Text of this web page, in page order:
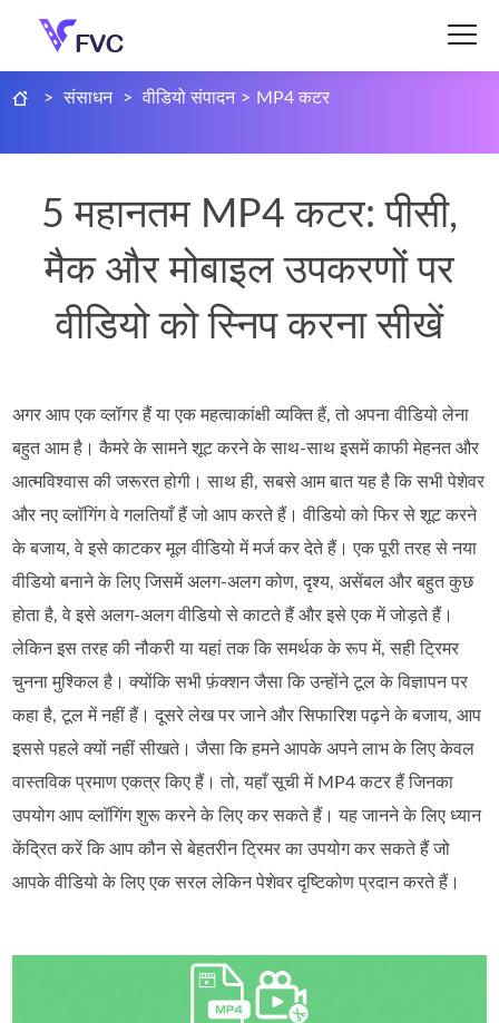
> संसाधन > वीडियो संपादन > MP4 कटर
5 महानतम MP4 कटर: पीसी,
मैक और मोबाइल उपकरणों पर
वीडियो को स्निप करना सीखें
अगर आप एक व्लॉगर हैं या एक महत्वाकांक्षी व्यक्ति हैं, तो अपना वीडियो लेना
बहुत आम है। कैमरे के सामने शूट करने के साथ-साथ इसमें काफी मेहनत और
आत्मविश्वास की जरूरत होगी। साथ ही, सबसे आम बात यह है कि सभी पेशेवर
और नए व्लॉगिंग वे गलतियाँ हैं जो आप करते हैं। वीडियो को फिर से शूट करने
के बजाय, वे इसे काटकर मूल वीडियो में मर्ज कर देते हैं। एक पूरी तरह से नया
वीडियो बनाने के लिए जिसमें अलग-अलग कोण, दृश्य, असेंबल और बहुत कुछ
होता है, वे इसे अलग-अलग वीडियो से काटते हैं और इसे एक में जोड़ते हैं।
लेकिन इस तरह की नौकरी या यहां तक कि समर्थक के रूप में, सही ट्रिमर
चुनना मुश्किल है। क्योंकि सभी फ़ंक्शन जैसा कि उन्होंने टूल के विज्ञापन पर
कहा है, टूल में नहीं हैं। दूसरे लेख पर जाने और सिफारिश पढ़ने के बजाय, आप
इससे पहले क्यों नहीं सीखते। जैसा कि हमने आपके अपने लाभ के लिए केवल
वास्तविक प्रमाण एकत्र किए हैं। तो, यहाँ सूची में MP4 कटर हैं जिनका
उपयोग आप व्लॉगिंग शुरू करने के लिए कर सकते हैं। यह जानने के लिए ध्यान
केंद्रित करें कि आप कौन से बेहतरीन ट्रिमर का उपयोग कर सकते हैं जो
आपके वीडियो के लिए एक सरल लेकिन पेशेवर दृष्टिकोण प्रदान करते हैं।